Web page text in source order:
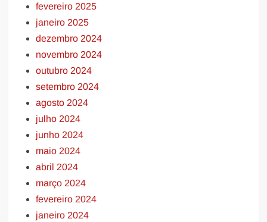
fevereiro 2025
janeiro 2025
dezembro 2024
novembro 2024
outubro 2024
setembro 2024
agosto 2024
julho 2024
junho 2024
maio 2024
abril 2024
março 2024
fevereiro 2024
janeiro 2024